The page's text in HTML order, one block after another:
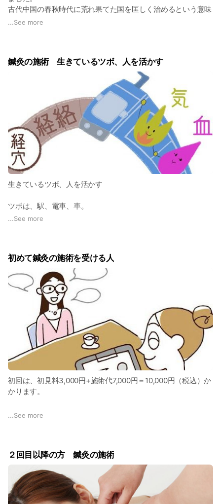
る）腰膝のだるさ、無力感 ＊元気は腎と関係し
とおこる。 ＊元気とは、生命活動の原動力と言わ
れる。元気が充実しておれば生命力は旺盛で体質
は強健であり、疾病を生じることは少ない ＊形神
不振による倦怠 主症 情緒不安定または抑鬱、精
神疲労、無気力、情緒変化による突然の脱力感 随
伴症状 不眠、多夢、考えすぎ、疑い深くなる、
胸脇部の脹痛 原因 情緒不安定または抑鬱、精神
不安定、無気力など 形と神の協調と統一は、生
理活動を維持する基礎である。神志不安定とな
り、志意が散乱すると形体も疲弊し無気力となり
ます。 不眠、多夢 考えや気分が煩雑になる
と、神の拠り所がなくなりおこります。 考えす
ぎ、疑い深くなる、胸脇苦満 肝気鬱結により胆
の決断を主る機能が悪くなるとおこります。 ＊形
神 形は肉体、神は精神と言われ、肉体と精神は
常に同じである。 配穴 関元、気海、足三里、照
学 臨床篇 天津中医学院＋学校法人後藤学園
古代中国の春秋時代に荒れ果てた国を匡しく治めるという意味
で使われた言葉です。
いと思っています。
...See more
鍼灸の施術 生きているツボ、人を活かす
生きているツボ、人を活かす
ツボは、駅、電車、車。
経絡というネットワークから
り、驚いたり、物思いになったり 人の心に影響します
ツボには、色があります、赤だったり、白だつたり、黒だった
り、青だったり、黄色だったり
色で心や体の異変を教えてくれます、
ツボは、谷だったり、川だったり、洞窟だつたり、山だった
り、泉や湖、海だつたり、人の体を地形のように表現して、気
を貯めてみたり、吸収したり、キレイにしたり、発散してみた
り、創造してみたりします
ツボは、気が多すぎると腫れて来て、気がたりなくなると力な
くへっこみます。
ツボには、神様が住む部屋があつたり、門や出入口もありま
鍼灸師は、ツボの性格を理解するため、触れたり、押したり、
撫でてみたり、つねってみたりして状態を確認します。
そしてはりを刺すのか、お灸をするのかを決めます。
...See more
初めて鍼灸の施術を受ける人
初回は、初見料3,000円+施術代7,000円＝10,000円（税込）か
かります。
病名が同じでも、症状は人によって違います。主訴、現病歴、
初回は、初見料3,000円+施術代6,000円＝9000円（税込）か
かります。
...See more
２回目以降の方 鍼灸の施術